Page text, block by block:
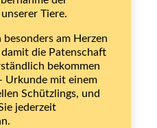
Tiere.
besonders am Herzen
damit die Patenschaft
bekommen
Urkunde mit einem
Schützlings, und
jederzeit